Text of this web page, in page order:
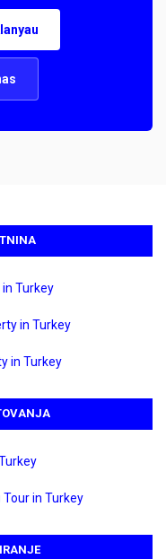
in Turkey
in Turkey
in Turkey
in Turkey